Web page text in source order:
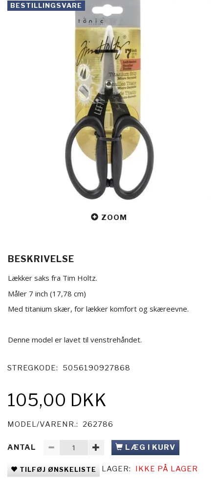
BESTILLINGSVARE
ZOOM
BESKRIVELSE
Lækker saks fra Tim Holtz.
Måler 7 inch (17,78 cm)
Med titanium skær, for lækker komfort og skæreevne.
Denne model er lavet til venstrehåndet.
STREGKODE: 5056190927868
105,00 DKK
MODEL/VARENR.: 262786
ANTAL LÆG I KURV
TILFØJ ØNSKELISTE LAGER: IKKE PÅ LAGER